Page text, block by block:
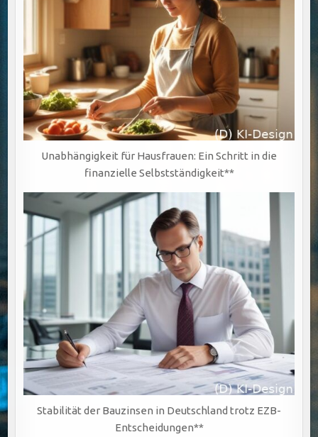
Unabhängigkeit für Hausfrauen: Ein Schritt in die
finanzielle Selbstständigkeit**
Stabilität der Bauzinsen in Deutschland trotz EZB-
Entscheidungen**